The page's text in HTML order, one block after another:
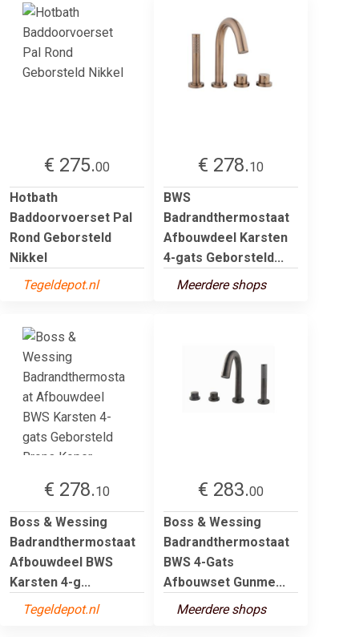
€ 275.00
Hotbath
Baddoorvoerset Pal
Rond Geborsteld
Nikkel
Tegeldepot.nl
€ 278.10
BWS
Badrandthermostaat
Afbouwdeel Karsten
4-gats Geborsteld...
Meerdere shops
€ 278.10
Boss & Wessing
Badrandthermostaat
Afbouwdeel BWS
Karsten 4-g...
Tegeldepot.nl
€ 283.00
Boss & Wessing
Badrandthermostaat
BWS 4-Gats
Afbouwset Gunme...
Meerdere shops